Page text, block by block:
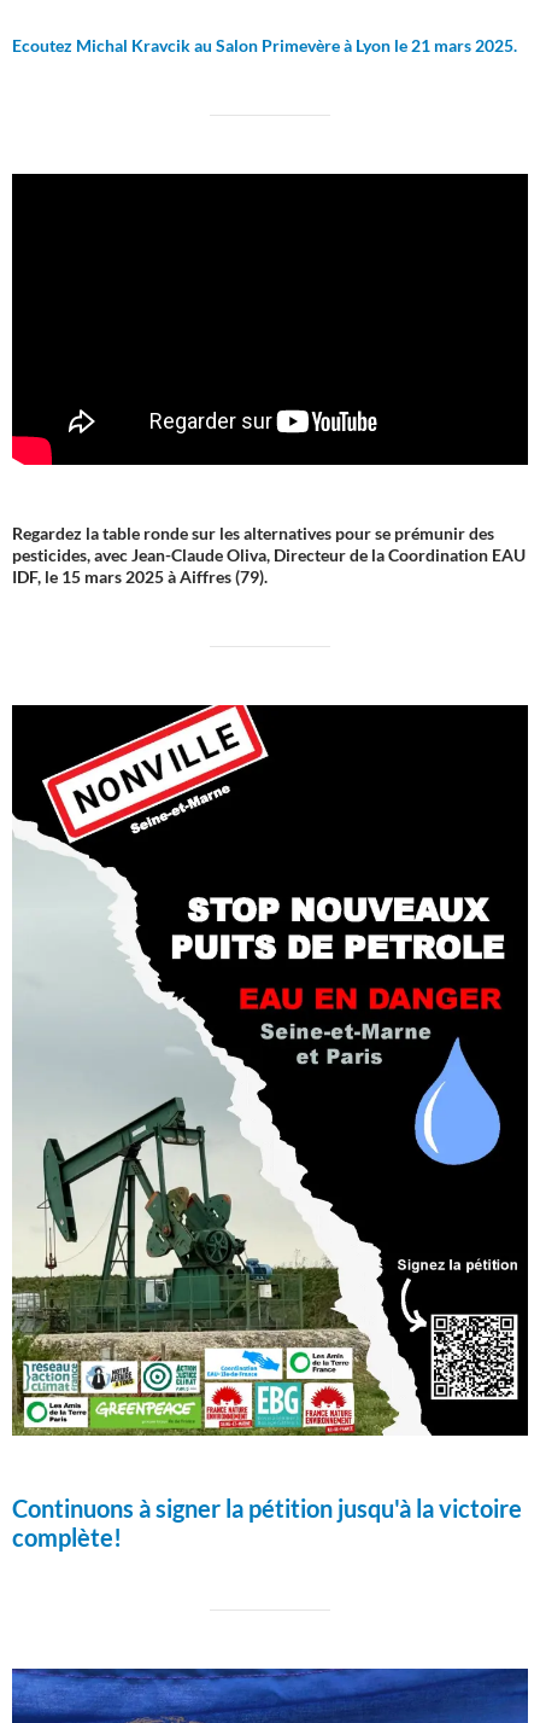
Ecoutez Michal Kravcik au Salon Primevère à Lyon le 21 mars 2025.
Regardez la table ronde sur les alternatives pour se prémunir des
pesticides, avec Jean-Claude Oliva, Directeur de la Coordination EAU
IDF, le 15 mars 2025 à Aiffres (79).
Continuons à signer la pétition jusqu'à la victoire
complète!